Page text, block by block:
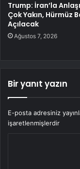
Trump: İran’la
Çok Yakın, Hürmüz
Açılacak
Ağustos 7, 2026
Bir yanıt yazın
E-posta adresiniz
işaretlenmişlerdir